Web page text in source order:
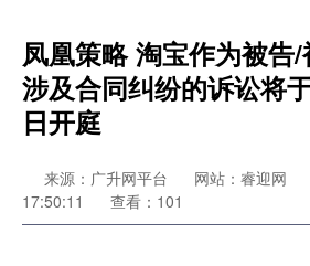
凤凰策略 淘宝作为被告
涉及合同纠纷的诉讼将
日开庭
来源：广升网平台 网站：睿迎网
17:50:11
查看：101